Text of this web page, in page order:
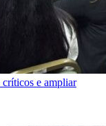
e ampliar